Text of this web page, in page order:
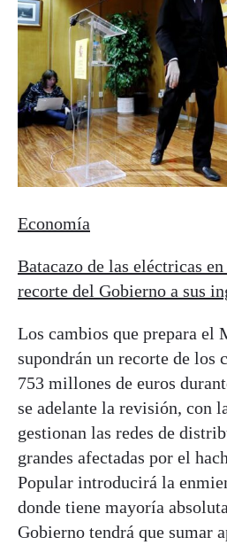
Economía
Batacazo de las eléctricas
recorte del Gobierno a sus
Los cambios que prepara el
supondrán un recorte de los
753 millones de euros
se adelante la revisión, con
gestionan las redes de
grandes afectadas por el
Popular introducirá la
donde tiene mayoría
Gobierno tendrá que sumar